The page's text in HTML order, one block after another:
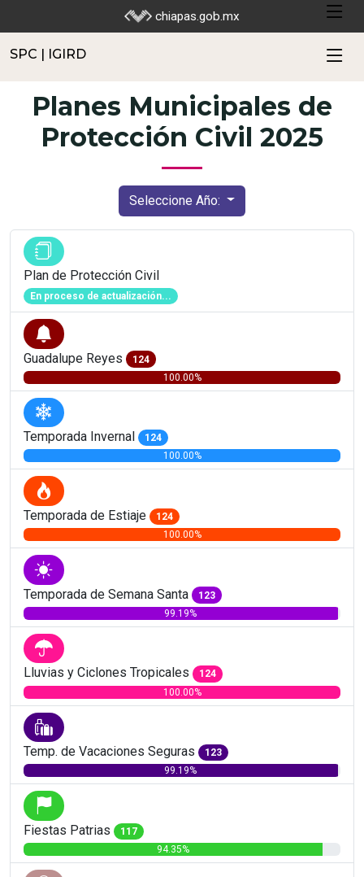
chiapas.gob.mx
SPC | IGIRD
Planes Municipales de
Protección Civil 2025
Seleccione Año:
Plan de Protección Civil
En proceso de actualización...
Guadalupe Reyes
124
100.00%
Temporada Invernal
124
100.00%
Temporada de Estiaje
124
100.00%
Temporada de Semana Santa
123
99.19%
Lluvias y Ciclones Tropicales
124
100.00%
Temp. de Vacaciones Seguras
123
99.19%
Fiestas Patrias
117
94.35%